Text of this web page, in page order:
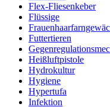
Flex-Fliesenkeber
Flüssige
Futtertieren
Heißluftpistole
Hydrokultur
Hygiene
Hypertufa
Infektion